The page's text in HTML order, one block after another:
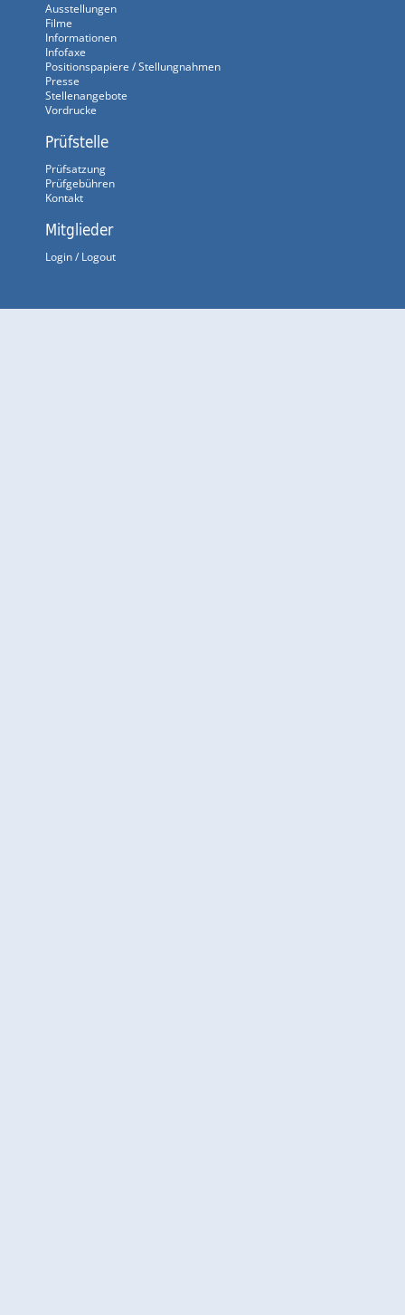
Ausstellungen
Filme
Informationen
Infofaxe
Positionspapiere / Stellungnahmen
Presse
Stellenangebote
Vordrucke
Prüfstelle
Prüfsatzung
Prüfgebühren
Kontakt
Mitglieder
Login / Logout